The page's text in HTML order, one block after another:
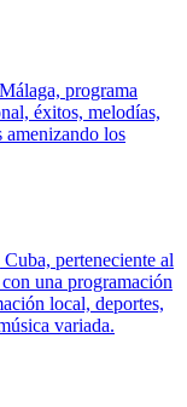
programa
éxitos, melodías,
amenizando los
perteneciente al
una programación
local, deportes,
variada.